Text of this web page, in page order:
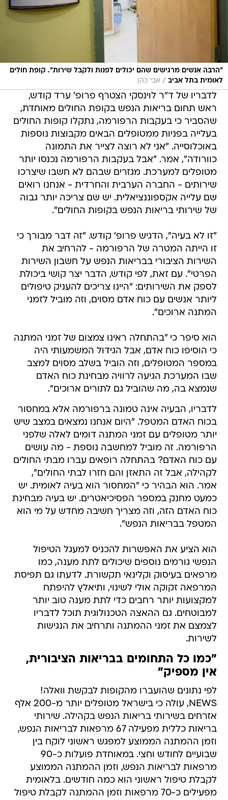
"הרבה אנשים מרגישים שהם יכולים לפנות ולקבל שירות". קופת חולים
לאומית בתל אביב / אבי כהן
לדבריו של ד"ר לוינסקי הצטרף פרופ' ערד קודש,
ראש תחום בריאות הנפש בקופת החולים מאוחדת,
שהסביר כי בעקבות הרפורמה, נתקלו קופות החולים
בעלייה בפניות ממטופלים הבאים מקבוצות נוספות
באוכלוסייה. "אני לא רוצה לצייר את התמונה
כוורודה", אמר. "אבל בעקבות הרפורמה נכנסו יותר
מטופלים למערכת. מגזרים שבהם לא חשבו שיצרכו
שירותים - החברה הערבית והחרדית - אנחנו רואים
שם עלייה אקספוננציאלית. יש שם צריכה יותר גבוה
של שירותי בריאות הנפש בקופות החולים".
"זו לא בעיה", הדגיש פרופ' קודש. "זה דבר מבורך כי
זו הייתה המטרה של הרפורמה - להרחיב את
השירות הציבורי בבריאות הנפש על חשבון השירות
הפרטי". עם זאת, לפי קודש, הדבר יצר קושי ביכולת
לספק את השירותים: "היינו צריכים להעניק טיפולים
ליותר אנשים עם כוח אדם מסוים, וזה מוביל לזמני
המתנה ארוכים".
הוא סיפר כי "בהתחלה ראינו צמצום של זמני המתנה
כי הוסיפו כוח אדם, אבל הגידול המשמעותי היה
במספר המטופלים, וזה הוביל בשלב מסוים למצב
שבו המערכת הגיעה לרוויה מבחינת כוח האדם
שנמצא בה, מה שהוביל גם לתורים ארוכים".
לדבריו, הבעיה אינה טמונה ברפורמה אלא במחסור
בכוח האדם המטפל. "היום אנחנו נמצאים במצב שיש
יותר מטופלים עם זמני המתנה דומים לאלה שלפני
הרפורמה. זה מוביל למחשבה נוספת - מה עושים
עם כוח האדם? בהתחלה רופאים עברו מבתי החולים
לקהילה, אבל זה התאזן והם חזרו לבתי החולים",
אמר. הוא הבהיר כי "המחסור הוא בעיה לאומית. יש
כמעט מחנק במספר הפסיכיאטרים. יש בעיה מבחינת
כוח האדם הזה, וזה מצריך חשיבה מחדש על מי הוא
המטפל בבריאות הנפש".
הוא הציע את האפשרות להכניס למעגל הטיפול
הנפשי גורמים נוספים שיכולים לתת מענה, כמו
מרפאים בעיסוק וקלינאי תקשורת. לדעתו גם תפיסת
המרפאה זקוקה אולי לשינוי, ותיאלץ להיפתח
למקצועות יותר רחבים כדי לתת מענה טוב יותר
למבוטחים. גם ההאצה הטכנולוגית תוכל לדבריו
לצמצם את זמני ההמתנה ותרחיב את הנגישות
לשירות.
"כמו כל התחומים בבריאות הציבורית,
אין מספיק"
לפי נתונים שהועברו מהקופות לבקשת וואלה!
NEWS, עולה כי בישראל מטופלים יותר מ-200 אלף
אזרחים בשירותי בריאות הנפש בקהילה. שירותי
בריאות כללית מפעילה 67 מרפאות לבריאות הנפש,
וזמן ההמתנה הממוצע למפגש ראשוני לוקח בין
שבועיים לחודש וחצי. במאוחדת פועלות כ-90
מרפאות לבריאות הנפש, וזמן ההמתנה הממוצע
לקבלת טיפול ראשוני הוא כמה חודשים. בלאומית
מפעילים כ-70 מרפאות וזמן ההמתנה לקבלת טיפול